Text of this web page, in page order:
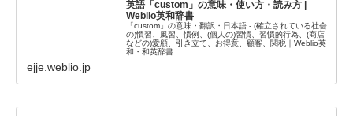
英語「custom」の意味・使い方・読み方 |
Weblio英和辞書
「custom」の意味・翻訳・日本語 - (確立されている社会
の)慣習、風習、慣例、(個人の)習慣、習慣的行為、(商店
などの)愛顧、引き立て、お得意、顧客、関税｜Weblio英
和・和英辞書
ejje.weblio.jp